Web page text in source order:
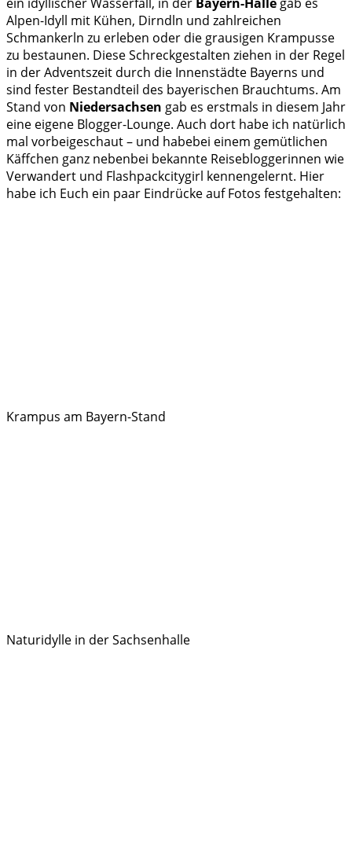
Alpen-Idyll mit Kühen, Dirndln und zahlreichen
Schmankerln zu erleben oder die grausigen Krampusse
zu bestaunen. Diese Schreckgestalten ziehen in der Regel
in der Adventszeit durch die Innenstädte Bayerns und
sind fester Bestandteil des bayerischen Brauchtums. Am
Stand von Niedersachsen gab es erstmals in diesem Jahr
eine eigene Blogger-Lounge. Auch dort habe ich natürlich
mal vorbeigeschaut – und habebei einem gemütlichen
Käffchen ganz nebenbei bekannte Reisebloggerinnen wie
Verwandert und Flashpackcitygirl kennengelernt. Hier
habe ich Euch ein paar Eindrücke auf Fotos festgehalten:
Krampus am Bayern-Stand
Naturidylle in der Sachsenhalle